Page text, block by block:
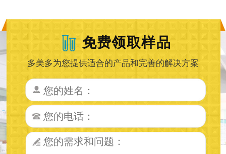
免费领取样品
多美多为您提供适合的产品和完善的解决方案